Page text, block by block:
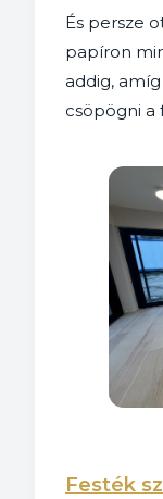
És persze
papíron
addig,
csöpögni a
Festék